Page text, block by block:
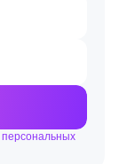
персональных